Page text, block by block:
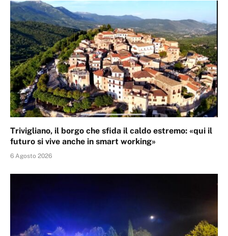
Trivigliano, il borgo che sfida il caldo estremo: «qui il
futuro si vive anche in smart working»
6 Agosto 2026